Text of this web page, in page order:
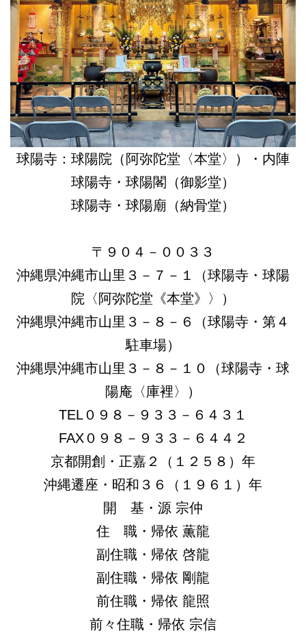
球陽寺：球陽院（阿弥陀堂〈本堂〉）・内陣
球陽寺・球陽閣（御影堂）
球陽寺・球陽廟（納骨堂）
〒９０４－００３３
沖縄県沖縄市山里３－７－１（球陽寺・球陽
院〈阿弥陀堂《本堂》〉）
沖縄県沖縄市山里３－８－６（球陽寺・第４
駐車場）
沖縄県沖縄市山里３－８－１０（球陽寺・球
陽庵〈庫裡〉）
TEL０９８－９３３－６４３１
FAX０９８－９３３－６４４２
京都開創・正嘉２（１２５８）年
沖縄遷座・昭和３６（１９６１）年
開 基・源 宗仲
住 職・帰依 薫龍
副住職・帰依 啓龍
副住職・帰依 剛龍
前住職・帰依 龍照
前々住職・帰依 宗信